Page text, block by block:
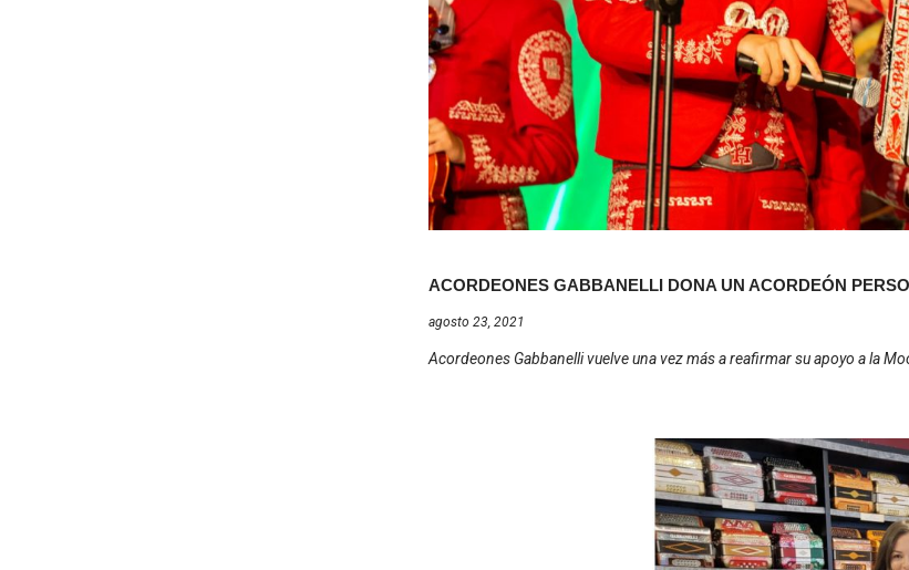
ACORDEONES GABBANELLI DONA UN ACORDEÓN
agosto 23, 2021
Acordeones Gabbanelli vuelve una vez más a reafirmar su apoyo a la